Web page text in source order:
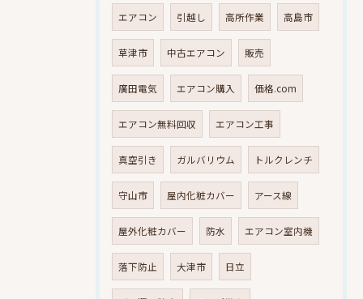
エアコン 引越し 高所作業 高島市
草津市 中古エアコン 販売
廣田電気 エアコン購入 価格.com
エアコン無料回収 エアコン工事
真空引き ガルバリウム トルクレンチ
守山市 屋内化粧カバー アース線
屋外化粧カバー 防水 エアコン室内機
落下防止 大津市 日立